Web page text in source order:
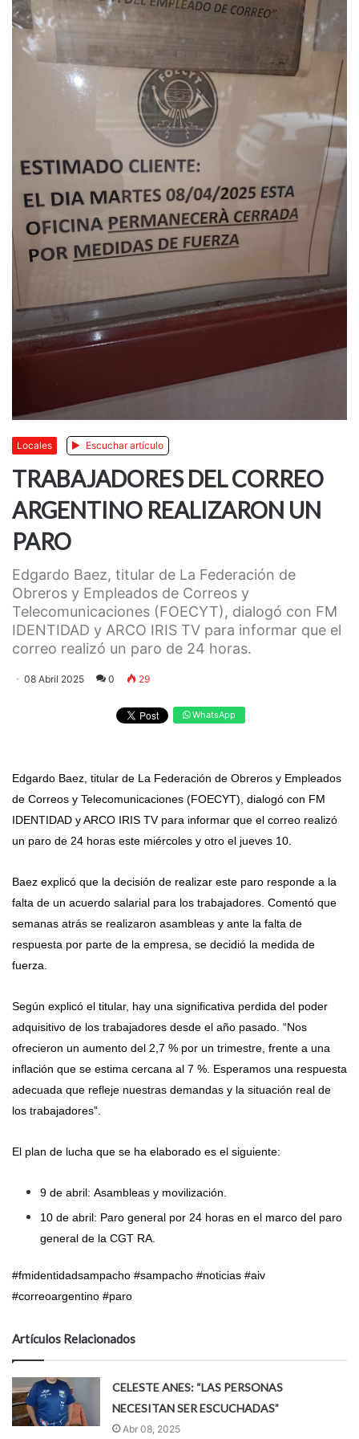
Locales Escuchar artículo
TRABAJADORES DEL CORREO
ARGENTINO REALIZARON UN
PARO
Edgardo Baez, titular de La Federación de
Obreros y Empleados de Correos y
Telecomunicaciones (FOECYT), dialogó con FM
IDENTIDAD y ARCO IRIS TV para informar que el
correo realizó un paro de 24 horas.
08 Abril 2025 0 29
WhatsApp
Edgardo Baez, titular de La Federación de Obreros y Empleados
de Correos y Telecomunicaciones (FOECYT), dialogó con FM
IDENTIDAD y ARCO IRIS TV para informar que el correo realizó
un paro de 24 horas este miércoles y otro el jueves 10.
Baez explicó que la decisión de realizar este paro responde a la
falta de un acuerdo salarial para los trabajadores. Comentó que
semanas atrás se realizaron asambleas y ante la falta de
respuesta por parte de la empresa, se decidió la medida de
fuerza.
Según explicó el titular, hay una significativa perdida del poder
adquisitivo de los trabajadores desde el año pasado. “Nos
ofrecieron un aumento del 2,7 % por un trimestre, frente a una
inflación que se estima cercana al 7 %. Esperamos una respuesta
adecuada que refleje nuestras demandas y la situación real de
los trabajadores”.
El plan de lucha que se ha elaborado es el siguiente:
9 de abril: Asambleas y movilización.
10 de abril: Paro general por 24 horas en el marco del paro
general de la CGT RA.
#fmidentidadsampacho #sampacho #noticias #aiv
#correoargentino #paro
Artículos Relacionados
CELESTE ANES: “LAS PERSONAS
NECESITAN SER ESCUCHADAS”
Abr 08, 2025